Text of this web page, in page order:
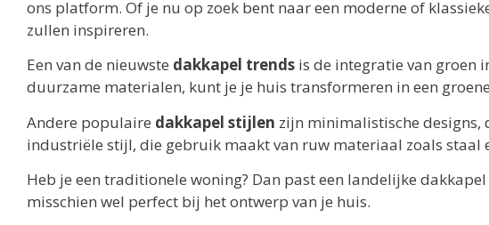
ons platform. Of je nu op zoek bent naar een moderne of
zullen inspireren.
Een van de nieuwste dakkapel trends is de integratie van groen
duurzame materialen, kunt je je huis transformeren in een
Andere populaire dakkapel stijlen zijn minimalistische designs,
industriële stijl, die gebruik maakt van ruw materiaal zoals staal
Heb je een traditionele woning? Dan past een landelijke
misschien wel perfect bij het ontwerp van je huis.